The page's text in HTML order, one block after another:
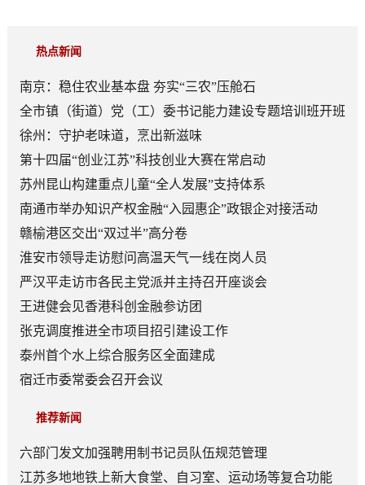
热点新闻
南京：稳住农业基本盘 夯实“三农”压舱石
全市镇（街道）党（工）委书记能力建设专题培训班开班
徐州：守护老味道，烹出新滋味
第十四届“创业江苏”科技创业大赛在常启动
苏州昆山构建重点儿童“全人发展”支持体系
南通市举办知识产权金融“入园惠企”政银企对接活动
赣榆港区交出“双过半”高分卷
淮安市领导走访慰问高温天气一线在岗人员
严汉平走访市各民主党派并主持召开座谈会
王进健会见香港科创金融参访团
张克调度推进全市项目招引建设工作
泰州首个水上综合服务区全面建成
宿迁市委常委会召开会议
推荐新闻
六部门发文加强聘用制书记员队伍规范管理
江苏多地地铁上新大食堂、自习室、运动场等复合功能